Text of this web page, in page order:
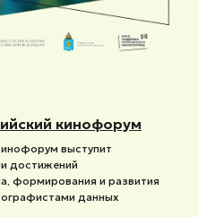
кинофорум
выступит
достижений
формирования и развития
данных